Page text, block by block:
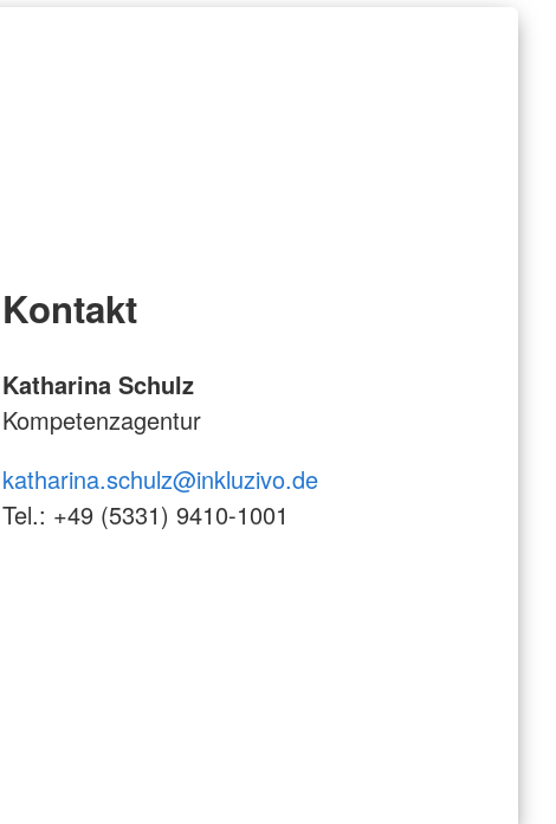
Kontakt
Katharina Schulz
Kompetenzagentur
katharina.schulz@inkluzivo.de
Tel.: +49 (5331) 9410-1001